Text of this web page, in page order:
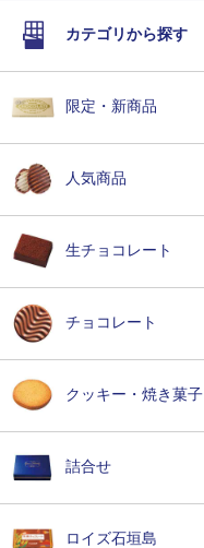
カテゴリから探す
限定・新商品
人気商品
生チョコレート
チョコレート
クッキー・焼き菓子
詰合せ
ロイズ石垣島